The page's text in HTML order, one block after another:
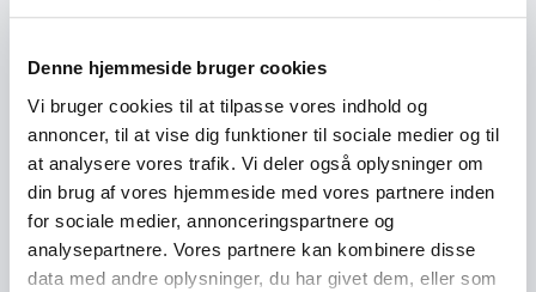
Denne hjemmeside bruger cookies
Vi bruger cookies til at tilpasse vores indhold og
annoncer, til at vise dig funktioner til sociale medier og til
at analysere vores trafik. Vi deler også oplysninger om
din brug af vores hjemmeside med vores partnere inden
for sociale medier, annonceringspartnere og
analysepartnere. Vores partnere kan kombinere disse
data med andre oplysninger, du har givet dem, eller som
tankevækkende og poetisk oplevelse. Hun giver sit
handle og reflektere.
Foredraget henvender sig til alle, der interesserer sig
for litteratur, klima, natur og kreativitet fra
biblioteker og kulturhuse til skoler, virksomheder og
organisationer med fokus på bæredygtighed.
Book Charlotte Weitze til jeres næste arrangement,
og oplev, hvordan kunst, natur og menneske kan
+Læs mere